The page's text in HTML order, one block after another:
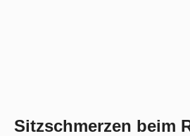
Sitzschmerzen beim